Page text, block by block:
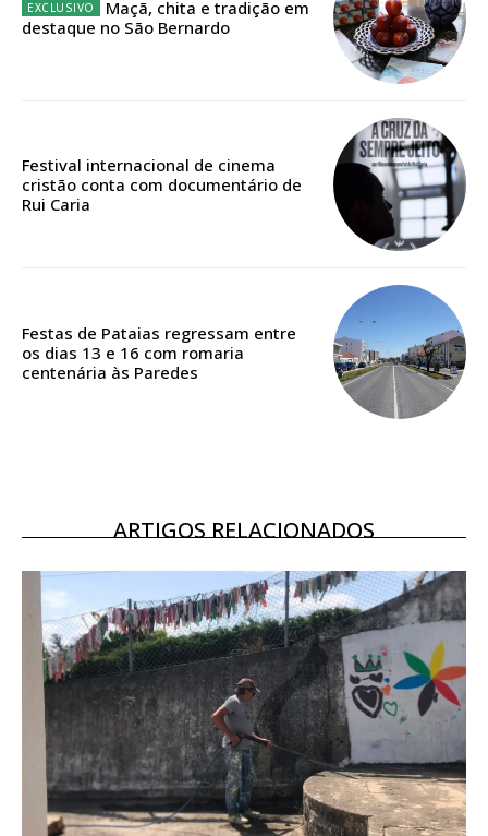
Edição em papel entregue à Quinta-feira em sua
Acesso aos conteúdos Exclusivos para
assinantes
ASSINATURA
12 meses
Acesso ao conteúdo online
Acesso aos conteúdos Exclusivos para
assinantes
Ofertas para assinatura anual
Escolha o plano
Maçã, chita e tradição em
destaque no São Bernardo
Festival internacional de cinema
cristão conta com documentário de
Rui Caria
Festas de Pataias regressam entre
os dias 13 e 16 com romaria
centenária às Paredes
ARTIGOS RELACIONADOS